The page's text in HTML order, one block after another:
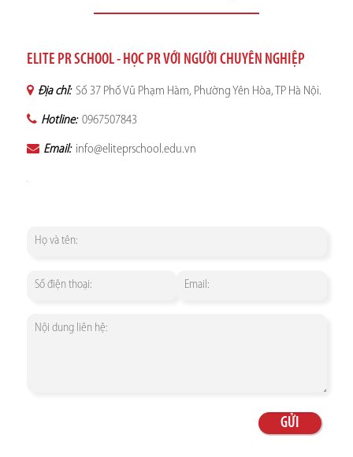
ELITE PR SCHOOL - HỌC PR VỚI NGƯỜI CHUYÊN NGHIỆP
Địa chỉ: Số 37 Phố Vũ Phạm Hàm, Phường Yên Hòa, TP Hà Nội.
Hotline: 0967507843
Email: info@eliteprschool.edu.vn